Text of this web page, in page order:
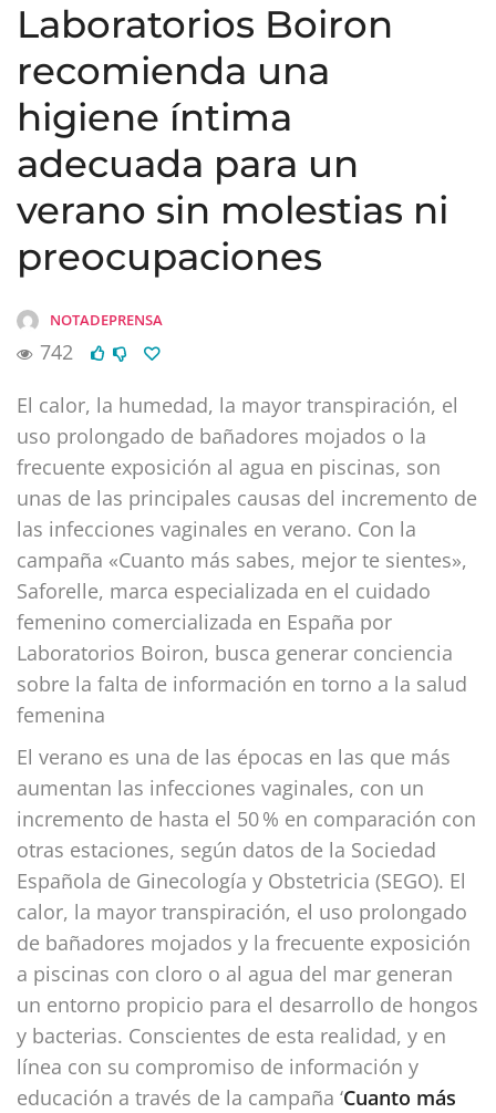
Laboratorios Boiron
recomienda una
higiene íntima
adecuada para un
verano sin molestias ni
preocupaciones
NOTADEPRENSA
742
El calor, la humedad, la mayor transpiración, el
uso prolongado de bañadores mojados o la
frecuente exposición al agua en piscinas, son
unas de las principales causas del incremento de
las infecciones vaginales en verano. Con la
campaña «Cuanto más sabes, mejor te sientes»,
Saforelle, marca especializada en el cuidado
femenino comercializada en España por
Laboratorios Boiron, busca generar conciencia
sobre la falta de información en torno a la salud
femenina
El verano es una de las épocas en las que más
aumentan las infecciones vaginales, con un
incremento de hasta el 50 % en comparación con
otras estaciones, según datos de la Sociedad
Española de Ginecología y Obstetricia (SEGO). El
calor, la mayor transpiración, el uso prolongado
de bañadores mojados y la frecuente exposición
a piscinas con cloro o al agua del mar generan
un entorno propicio para el desarrollo de hongos
y bacterias. Conscientes de esta realidad, y en
línea con su compromiso de información y
educación a través de la campaña ‘Cuanto más